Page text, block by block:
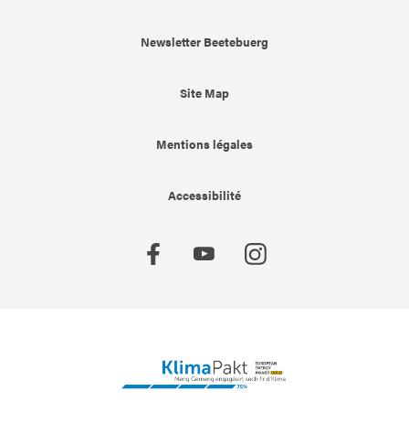
Newsletter Beetebuerg
Site Map
Mentions légales
Accessibilité